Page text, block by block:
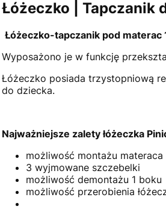
Łóżeczko | Tapczanik
Łóżeczko-tapczanik pod materac
Wyposażono je w funkcję
Łóżeczko posiada trzystopniową
do dziecka.
Najważniejsze zalety łóżeczka
możliwość montażu
3 wyjmowane szczebelki
możliwość demontażu 1 boku
możliwość przerobienia